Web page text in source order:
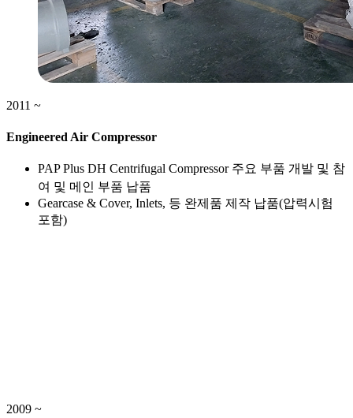
2011 ~
Engineered Air Compressor
PAP Plus DH Centrifugal Compressor 주요 부품 개발 및 참
여 및 메인 부품 납품
Gearcase & Cover, Inlets, 등 완제품 제작 납품(압력시험
포함)
2009 ~